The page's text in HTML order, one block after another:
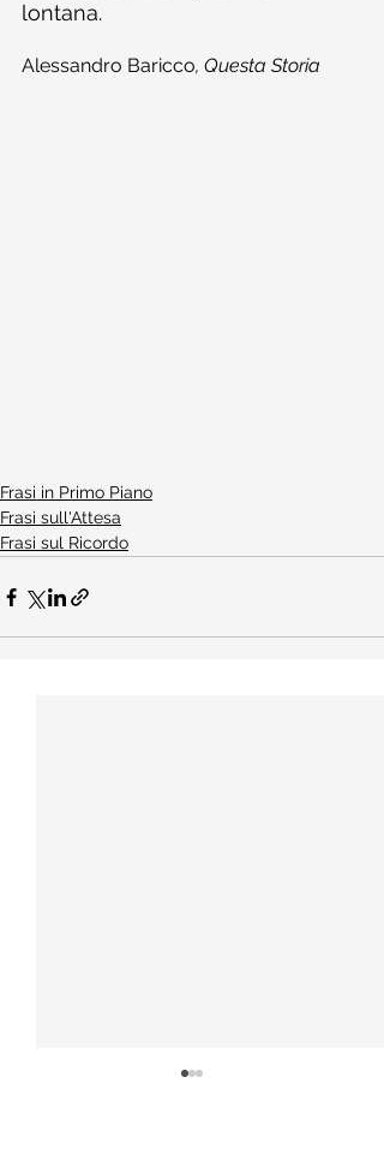
lontana.
Alessandro Baricco, Questa Storia
Frasi in Primo Piano
Frasi sull'Attesa
Frasi sul Ricordo